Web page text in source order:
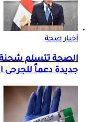
أخبار صحة
الصحة تتسلم
جديدة دعماً للجرحى